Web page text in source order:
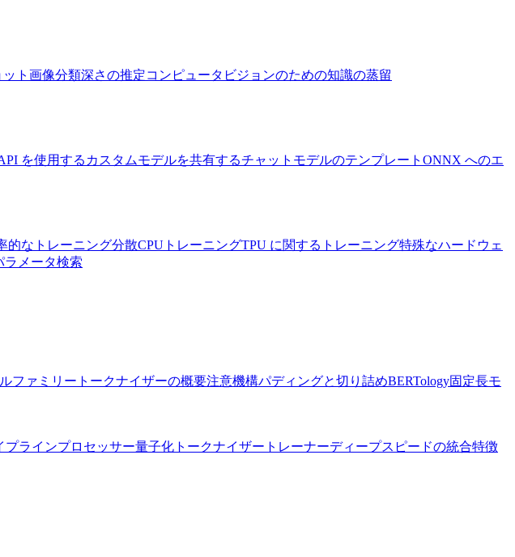
ット画像分類深さの推定コンピュータビジョンのための知識の蒸留
を使用する カスタムモデルを共有するチャットモデルのテンプレート ONNX へのエ
的なトレーニング分散CPUトレーニングTPU に関するトレーニング特殊なハードウェ
ラメータ検索
ファミリー トークナイザーの概要注意機構パディングと切り詰めBERTology固定長モ
プラインプロセッサー量子化 トークナイザー トレーナーディープスピードの統合特徴